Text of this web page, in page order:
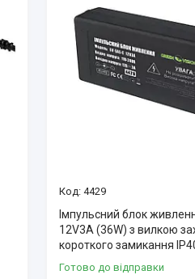
4429
Імпульсний блок
12V3A (36W) з вилкою
короткого замикання
Готово до відправки